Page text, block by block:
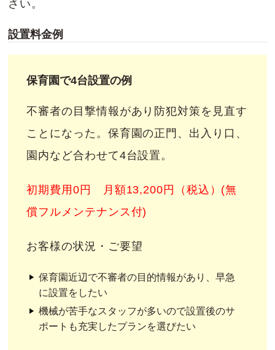
さい。
設置料金例
保育園で4台設置の例
不審者の目撃情報があり防犯対策を見直す
ことになった。保育園の正門、出入り口、
園内など合わせて4台設置。
初期費用0円 月額13,200円（税込）(無
償フルメンテナンス付)
お客様の状況・ご要望
保育園近辺で不審者の目的情報があり、早急
に設置をしたい
機械が苦手なスタッフが多いので設置後のサ
ポートも充実したプランを選びたい